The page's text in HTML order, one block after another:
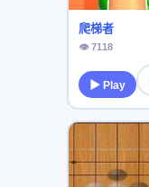
爬梯者
👁 7118
▶ Play